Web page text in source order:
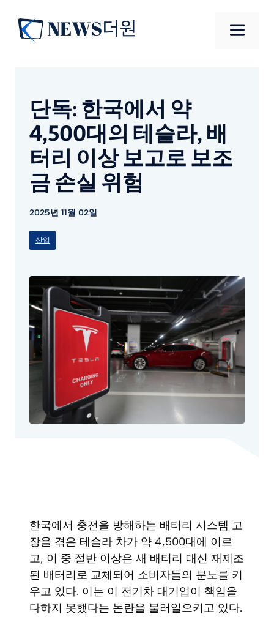
메
단독: 한국에서 약
4,500대의 테슬라, 배
터리 이상 보고로 보조
금 손실 위험
2025년 11월 02일
산업
한국에서 충전을 방해하는 배터리 시스템 고
장을 겪은 테슬라 차가 약 4,500대에 이르
고, 이 중 절반 이상은 새 배터리 대신 재제조
된 배터리로 교체되어 소비자들의 분노를 키
우고 있다. 이는 이 전기차 대기업이 책임을
다하지 못했다는 논란을 불러일으키고 있다.